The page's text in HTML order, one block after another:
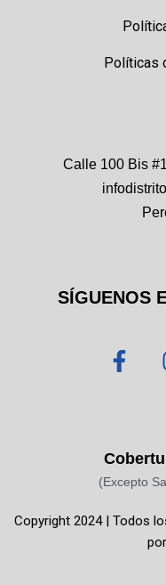
Políticas
Calle 100 Bis
SÍGUENOS
F
a
o
o
-
(Excepto
Copyright 2024 | Todos
por